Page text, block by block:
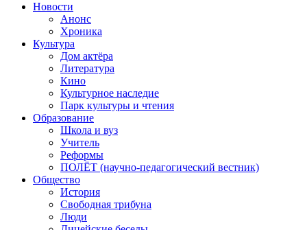
Новости
Анонс
Хроника
Культура
Дом актёра
Литература
Кино
Культурное наследие
Парк культуры и чтения
Образование
Школа и вуз
Учитель
Реформы
ПОЛЁТ (научно-педагогический вестник)
Общество
История
Свободная трибуна
Люди